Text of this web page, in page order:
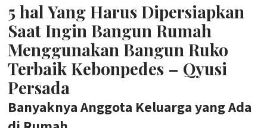
5 hal Yang Harus Dipersiapkan
Saat Ingin Bangun Rumah
Menggunakan Bangun Ruko
Terbaik Kebonpedes – Qyusi
Persada
Banyaknya Anggota Keluarga yang Ada